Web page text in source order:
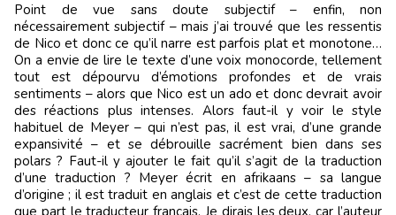
Point de vue sans doute subjectif – enfin, non
nécessairement subjectif – mais j’ai trouvé que les ressentis
de Nico et donc ce qu’il narre est parfois plat et monotone…
On a envie de lire le texte d’une voix monocorde, tellement
tout est dépourvu d’émotions profondes et de vrais
sentiments – alors que Nico est un ado et donc devrait avoir
des réactions plus intenses. Alors faut-il y voir le style
habituel de Meyer – qui n’est pas, il est vrai, d’une grande
expansivité – et se débrouille sacrément bien dans ses
polars ? Faut-il y ajouter le fait qu’il s’agit de la traduction
d’une traduction ? Meyer écrit en afrikaans – sa langue
d’origine ; il est traduit en anglais et c’est de cette traduction
que part le traducteur français. Je dirais les deux, car l’auteur